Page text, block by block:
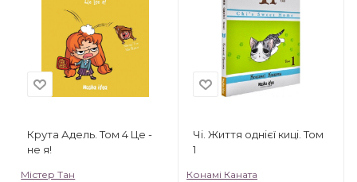
Крута Адель. Том 4 Це -
не я!
Містер Тан
Чі. Життя однієї киці. Том
1
Конамі Каната